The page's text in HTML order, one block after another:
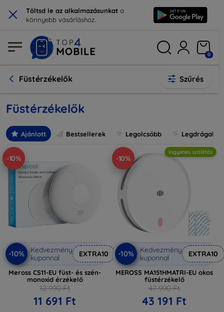
× Töltsd le az alkalmazásunkat a
könnyebb vásárláshoz.
0
Füstérzékelők Szűrés
Füstérzékelők
Ajánlott Bestsellerek Legolcsóbb Legdrágabb
-10%
-10%
Kedvezmény
kuponnal
EXTRA10
Meross CS11-EU füst- és szén-
monoxid érzékelő
12 990 Ft
11 691 Ft
-10%
Ingyenes szállítás
-10%
Kedvezmény
kuponnal
EXTRA10
MEROSS MA151HMATRI-EU okos
füstérzékelő
47 990 Ft
43 191 Ft